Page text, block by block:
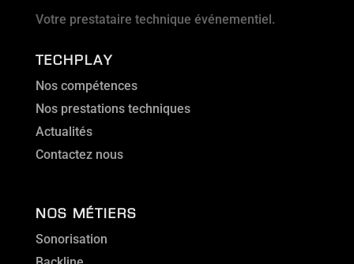
Votre prestataire technique événementiel.
TECHPLAY
Nos compétences
Nos prestations techniques
Actualités
Contactez nous
NOS MÉTIERS
Sonorisation